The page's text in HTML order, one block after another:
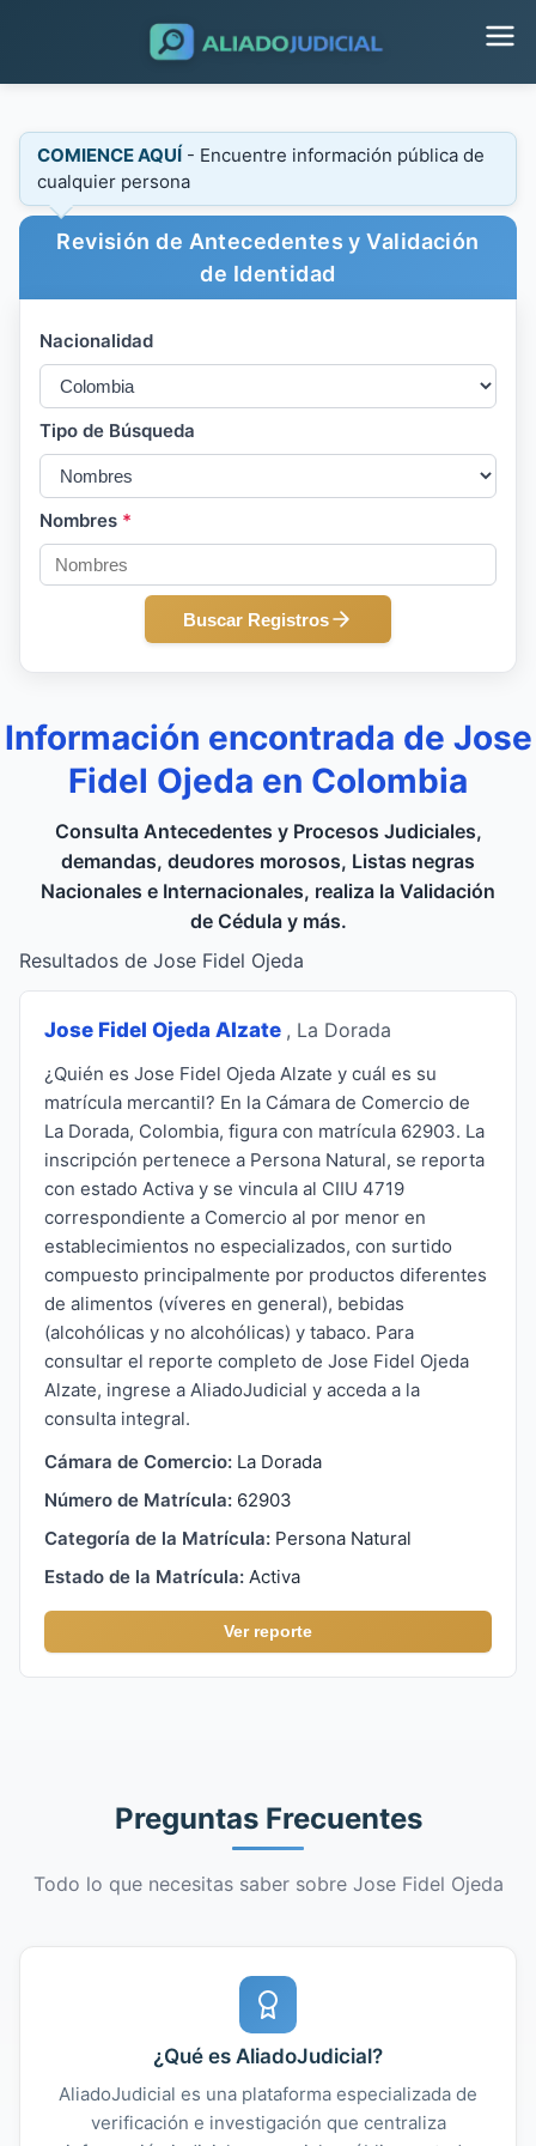
COMIENCE AQUÍ - Encuentre información pública de
cualquier persona
Revisión de Antecedentes y Validación
de Identidad
Nacionalidad
Tipo de Búsqueda
Nombres *
Buscar Registros
Información encontrada de Jose
Fidel Ojeda en Colombia
Consulta Antecedentes y Procesos Judiciales,
demandas, deudores morosos, Listas negras
Nacionales e Internacionales, realiza la Validación
de Cédula y más.
Resultados de Jose Fidel Ojeda
Jose Fidel Ojeda Alzate , La Dorada
¿Quién es Jose Fidel Ojeda Alzate y cuál es su
matrícula mercantil? En la Cámara de Comercio de
La Dorada, Colombia, figura con matrícula 62903. La
inscripción pertenece a Persona Natural, se reporta
con estado Activa y se vincula al CIIU 4719
correspondiente a Comercio al por menor en
establecimientos no especializados, con surtido
compuesto principalmente por productos diferentes
de alimentos (víveres en general), bebidas
(alcohólicas y no alcohólicas) y tabaco. Para
consultar el reporte completo de Jose Fidel Ojeda
Alzate, ingrese a AliadoJudicial y acceda a la
consulta integral.
Cámara de Comercio: La Dorada
Número de Matrícula: 62903
Categoría de la Matrícula: Persona Natural
Estado de la Matrícula: Activa
Ver reporte
Preguntas Frecuentes
Todo lo que necesitas saber sobre Jose Fidel Ojeda
¿Qué es AliadoJudicial?
AliadoJudicial es una plataforma especializada de
verificación e investigación que centraliza